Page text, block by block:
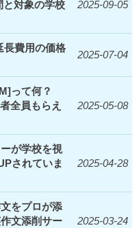
と対象の学校
2025-09-05
長費用の価格
2025-07-04
って何？
全員もらえ
2025-05-08
が学校を視
されていま
2025-04-28
をプロが添
文添削サー
2025-03-24